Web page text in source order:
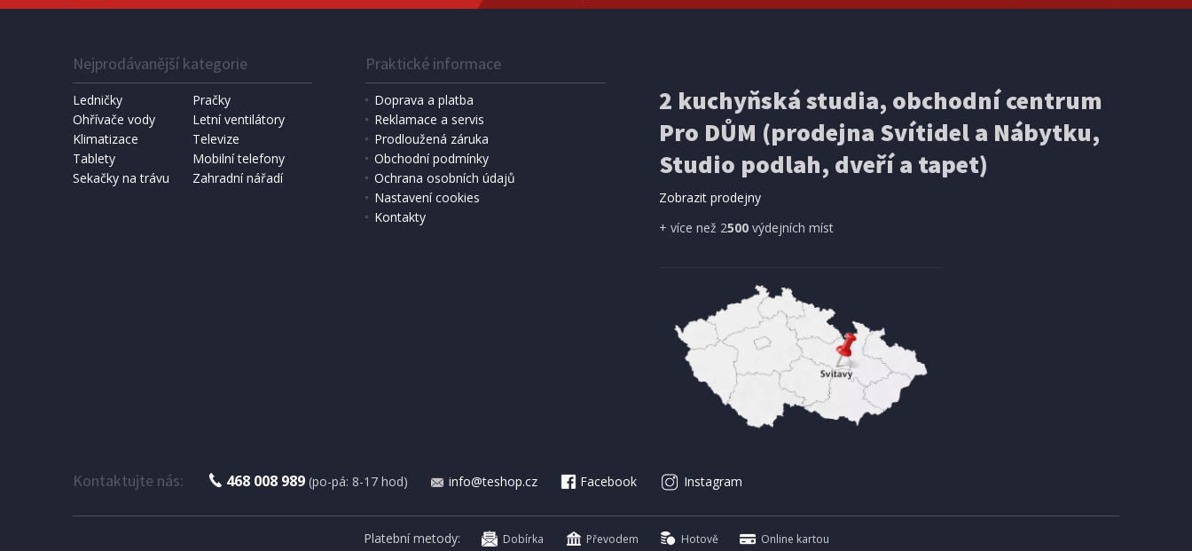
SKLADEM
12 666 Kč Přidat do košíku
Nejprodávanější kategorie
Ledničky
Pračky
Ohřívače vody
Letní ventilátory
Klimatizace
Televize
Tablety
Mobilní telefony
Sekačky na trávu
Zahradní nářadí
Praktické informace
Doprava a platba
Reklamace a servis
Prodloužená záruka
Obchodní podmínky
Ochrana osobních údajů
Nastavení cookies
Kontakty
2 kuchyňská studia, obchodní centrum
Pro DŮM (prodejna Svítidel a Nábytku,
Studio podlah, dveří a tapet)
Zobrazit prodejny
+ více než 2500výdejních míst
Kontaktujte nás: 468 008 989 (po-pá: 8-17 hod) info@teshop.cz Facebook Instagram
Platební metody: Dobírka Převodem Hotově Online kartou